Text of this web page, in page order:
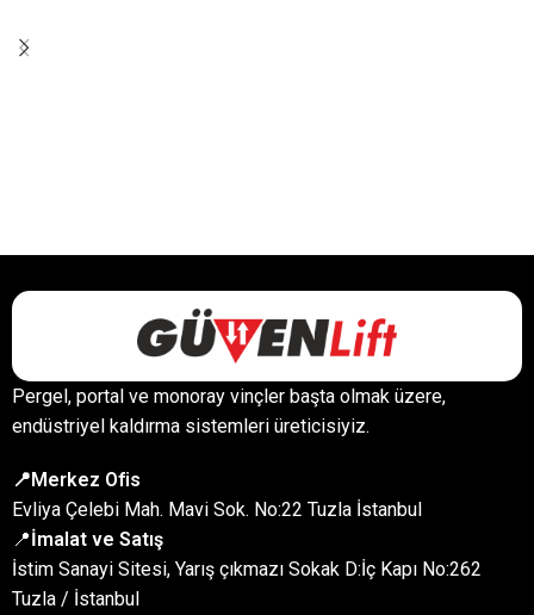
Pergel, portal ve monoray vinçler başta olmak üzere,
endüstriyel kaldırma sistemleri üreticisiyiz.
📍Merkez Ofis
Evliya Çelebi Mah. Mavi Sok. No:22 Tuzla İstanbul
📍İmalat ve Satış
İstim Sanayi Sitesi, Yarış çıkmazı Sokak D:İç Kapı No:262
Tuzla / İstanbul